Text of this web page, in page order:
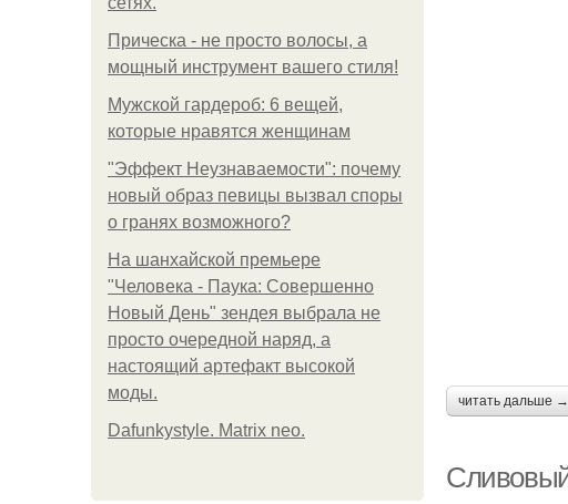
Прическа - не просто волосы, а
мощный инструмент вашего стиля!
Мужской гардероб: 6 вещей,
которые нравятся женщинам
"Эффект Неузнаваемости": почему
новый образ певицы вызвал споры
о гранях возможного?
На шанхайской премьере
"Человека - Паука: Совершенно
Новый День" зендея выбрала не
просто очередной наряд, а
настоящий артефакт высокой
моды.
Dafunkystyle. Matrix neo.
читать дальше →
Сливовый